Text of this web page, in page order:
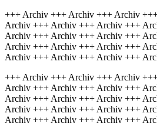
+++ Archiv +++ Archiv +++ Archiv
Archiv +++ Archiv +++ Archiv +++
Archiv +++ Archiv +++ Archiv +++
Archiv +++ Archiv +++ Archiv +++
Archiv +++ Archiv +++ Archiv +++
+++ Archiv +++ Archiv +++ Archiv
Archiv +++ Archiv +++ Archiv +++
Archiv +++ Archiv +++ Archiv +++
Archiv +++ Archiv +++ Archiv +++
Archiv +++ Archiv +++ Archiv +++